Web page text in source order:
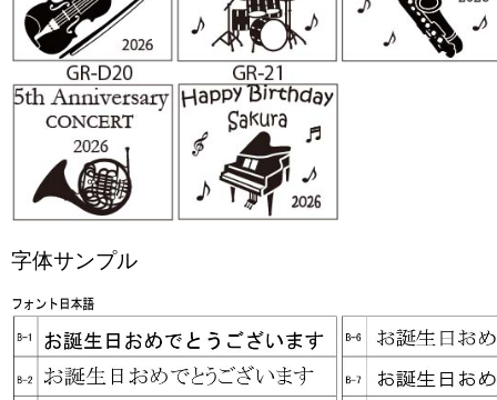
字体サンプル